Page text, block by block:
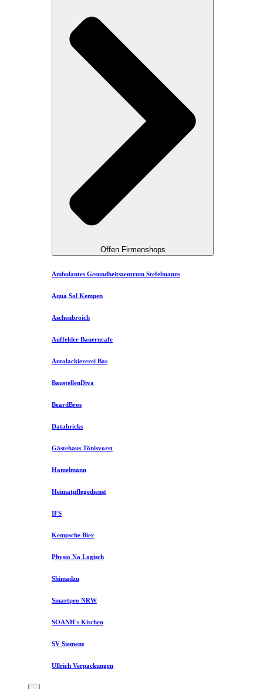
Offen Firmenshops
Ambulantes Gesundheitszentrum Stefelmanns
Aqua Sol Kempen
Aschenbroich
Auffelder Bauerncafe
Autolackiererei Bas
BaustellenDiva
BeardBros
Databricks
Gästehaus Tönisvorst
Hamelmann
Heimatpflegedienst
IFS
Kempsche Bier
Physio Na Logisch
Shimadzu
Smartpro NRW
SOANH's Kitchen
SV Siemens
Ullrich Verpackungen